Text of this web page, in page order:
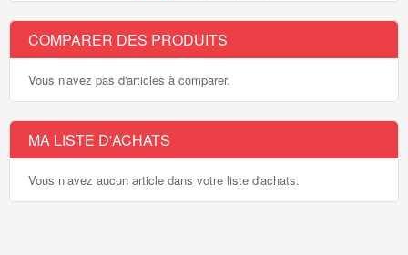
COMPARER DES PRODUITS
Vous n'avez pas d'articles à comparer.
MA LISTE D'ACHATS
Vous n’avez aucun article dans votre liste d'achats.